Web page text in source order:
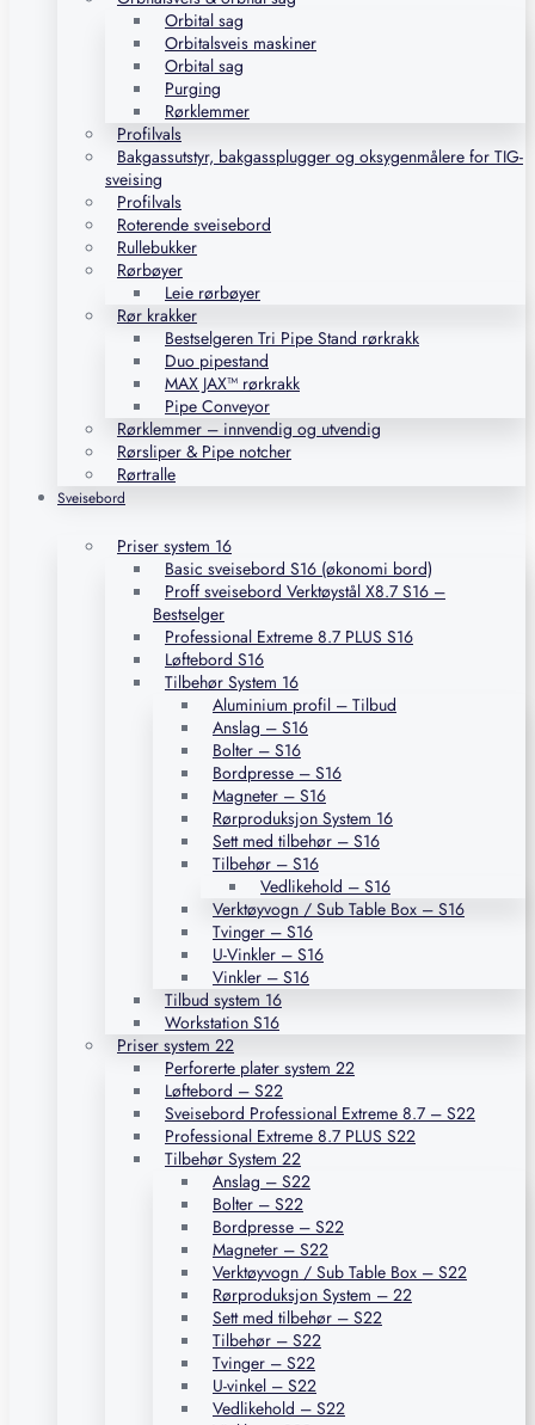
Orbital sag
Orbitalsveis maskiner
Orbital sag
Purging
Rørklemmer
Profilvals
Bakgassutstyr, bakgassplugger og oksygenmålere for TIG-
sveising
Profilvals
Roterende sveisebord
Rullebukker
Rørbøyer
Leie rørbøyer
Rør krakker
Bestselgeren Tri Pipe Stand rørkrakk
Duo pipestand
MAX JAX™ rørkrakk
Pipe Conveyor
Rørklemmer – innvendig og utvendig
Rørsliper & Pipe notcher
Rørtralle
Sveisebord
Priser system 16
Basic sveisebord S16 (økonomi bord)
Proff sveisebord Verktøystål X8.7 S16 –
Bestselger
Professional Extreme 8.7 PLUS S16
Løftebord S16
Tilbehør System 16
Aluminium profil – Tilbud
Anslag – S16
Bolter – S16
Bordpresse – S16
Magneter – S16
Rørproduksjon System 16
Sett med tilbehør – S16
Tilbehør – S16
Vedlikehold – S16
Verktøyvogn / Sub Table Box – S16
Tvinger – S16
U-Vinkler – S16
Vinkler – S16
Tilbud system 16
Workstation S16
Priser system 22
Perforerte plater system 22
Løftebord – S22
Sveisebord Professional Extreme 8.7 – S22
Professional Extreme 8.7 PLUS S22
Tilbehør System 22
Anslag – S22
Bolter – S22
Bordpresse – S22
Magneter – S22
Verktøyvogn / Sub Table Box – S22
Rørproduksjon System – 22
Sett med tilbehør – S22
Tilbehør – S22
Tvinger – S22
U-vinkel – S22
Vedlikehold – S22